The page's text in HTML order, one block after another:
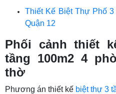
Thiết Kế Biệt Thự Phố
Quận 12
Phối cảnh thiết
tầng 100m2 4
thờ
Phương án thiết kế biệt thự 3